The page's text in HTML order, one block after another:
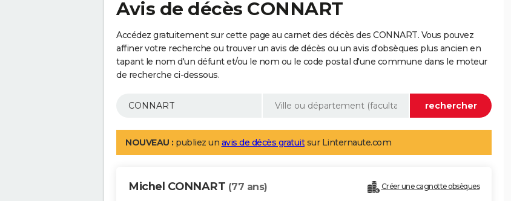
Avis de décès CONNART
Accédez gratuitement sur cette page au carnet des décès des CONNART. Vous pouvez
affiner votre recherche ou trouver un avis de décès ou un avis d'obsèques plus ancien en
tapant le nom d'un défunt et/ou le nom ou le code postal d'une commune dans le moteur
de recherche ci-dessous.
NOUVEAU : publiez un avis de décès gratuitsur Linternaute.com
Michel CONNART (77 ans) Créer une cagnotte obsèques